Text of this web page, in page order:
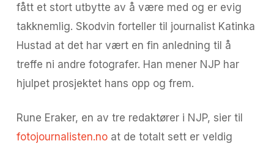
fått et stort utbytte av å være med og er evig
takknemlig. Skodvin forteller til journalist Katinka
Hustad at det har vært en fin anledning til å
treffe ni andre fotografer. Han mener NJP har
hjulpet prosjektet hans opp og frem.
Rune Eraker, en av tre redaktører i NJP, sier til
fotojournalisten.noat de totalt sett er veldig